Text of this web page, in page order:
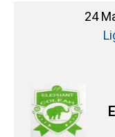
24